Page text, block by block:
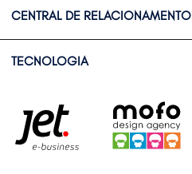
CENTRAL DE RELACIONAMENTO
TECNOLOGIA